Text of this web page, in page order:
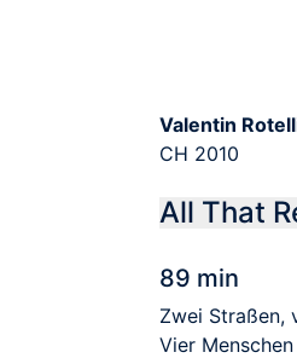
Valentin
CH 2010
All That
89 min
Zwei Straßen,
Vier